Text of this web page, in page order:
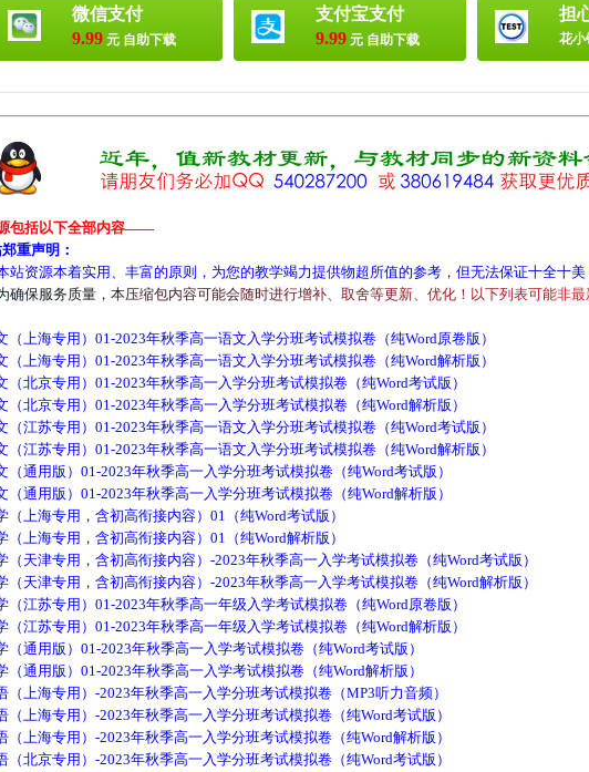
微信支付
9.99 元 自助下载
支付宝支付
9.99 元 自助下载
担
花小
包括以下全部内容——
重声明：
站资源本着实用、丰富的原则，为您的教学竭力提供物超所值的参考，但无法保证十全十美
确保服务质量 ， 本压缩包内容可能会随时进行增补、 取舍等更新、 优化 ！ 以下列 表可能非最
（上海专用）01-2023年秋季高一语文入学分班考试模拟卷（纯Word原卷版）
（上海专用）01-2023年秋季高一语文入学分班考试模拟卷（纯Word解析版）
（北京专用）01-2023年秋季高一入学分班考试模拟卷（纯Word考试版）
（北京专用）01-2023年秋季高一入学分班考试模拟卷（纯Word解析版）
（江苏专用）01-2023年秋季高一语文入学分班考试模拟卷（纯Word考试版）
（江苏专用）01-2023年秋季高一语文入学分班考试模拟卷（纯Word解析版）
（通用版）01-2023年秋季高一入学分班考试模拟卷（纯Word考试版）
（通用版）01-2023年秋季高一入学分班考试模拟卷（纯Word解析版）
（上海专用，含初高衔接内容）01（纯Word考试版）
（上海专用，含初高衔接内容）01（纯Word解析版）
（天津专用，含初高衔接内容）-2023年秋季高一入学考试模拟卷（纯Word考试版）
（天津专用，含初高衔接内容）-2023年秋季高一入学考试模拟卷（纯Word解析版）
（江苏专用）01-2023年秋季高一年级入学考试模拟卷（纯Word原卷版）
（江苏专用）01-2023年秋季高一年级入学考试模拟卷（纯Word解析版）
（通用版）01-2023年秋季高一入学考试模拟卷（纯Word考试版）
（通用版）01-2023年秋季高一入学考试模拟卷（纯Word解析版）
（上海专用）-2023年秋季高一入学分班考试模拟卷（MP3听力音频）
（上海专用）-2023年秋季高一入学分班考试模拟卷（纯Word考试版）
（上海专用）-2023年秋季高一入学分班考试模拟卷（纯Word解析版）
（北京专用）-2023年秋季高一入学分班考试模拟卷（纯Word考试版）